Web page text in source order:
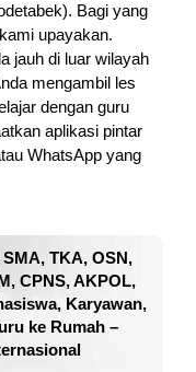
Bagi yang
upayakan.
jauh di luar wilayah
mengambil les
dengan guru
aplikasi pintar
WhatsApp yang
TKA, OSN,
CPNS, AKPOL,
Karyawan,
ke Rumah –